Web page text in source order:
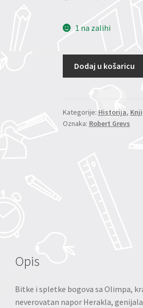
1 na zalihi
Dodaj u košaricu
Kategorije: Historija,
Oznaka: Robert Grevs
Opis
Bitke i spletke bogova sa Olimpa,
neverovatan napor Herakla,